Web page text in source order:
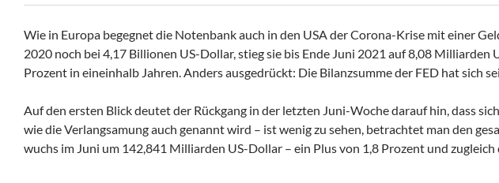
Wie in Europa begegnet die Notenbank auch in den USA der Corona-Krise mit einer
2020 noch bei 4,17 Billionen US-Dollar, stieg sie bis Ende Juni 2021 auf 8,08
Prozent in eineinhalb Jahren. Anders ausgedrückt: Die Bilanzsumme der FED hat sich
Auf den ersten Blick deutet der Rückgang in der letzten Juni-Woche darauf hin, dass
wie die Verlangsamung auch genannt wird – ist wenig zu sehen, betrachtet man den
wuchs im Juni um 142,841 Milliarden US-Dollar – ein Plus von 1,8 Prozent und